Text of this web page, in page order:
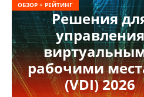
Решения
управления
рабочими
(VDI) 2026
ОБЗОР + РЕЙТИНГ